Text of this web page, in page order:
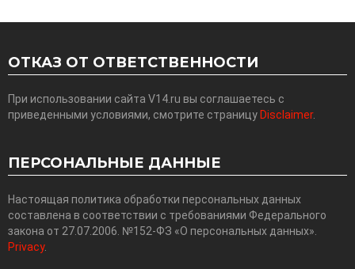
ОТКАЗ ОТ ОТВЕТСТВЕННОСТИ
При использовании сайта V14.ru вы соглашаетесь с
приведенными условиями, смотрите страницу Disclaimer.
ПЕРСОНАЛЬНЫЕ ДАННЫЕ
Настоящая политика обработки персональных данных
составлена в соответствии с требованиями Федерального
закона от 27.07.2006. №152-ФЗ «О персональных данных».
Privacy.